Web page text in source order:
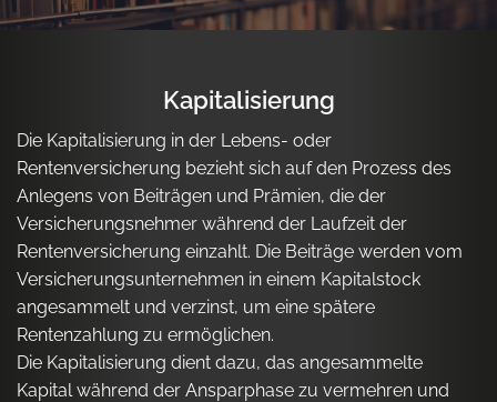
Kapitalisierung
Die Kapitalisierung in der Lebens- oder
Rentenversicherung bezieht sich auf den Prozess des
Anlegens von Beiträgen und Prämien, die der
Versicherungsnehmer während der Laufzeit der
Rentenversicherung einzahlt. Die Beiträge werden vom
Versicherungsunternehmen in einem Kapitalstock
angesammelt und verzinst, um eine spätere
Rentenzahlung zu ermöglichen.
Die Kapitalisierung dient dazu, das angesammelte
Kapital während der Ansparphase zu vermehren und